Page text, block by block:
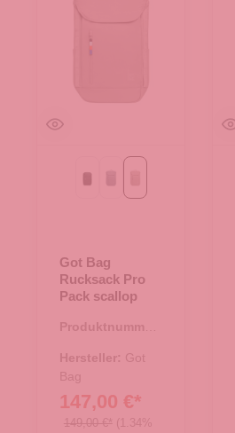
Blackmonochrome marlin
Got Bag
Rucksack Pro
Pack scallop
Produktnummer:
Hersteller: Got
Bag
147,00 €*
149,00 €* (1.34%